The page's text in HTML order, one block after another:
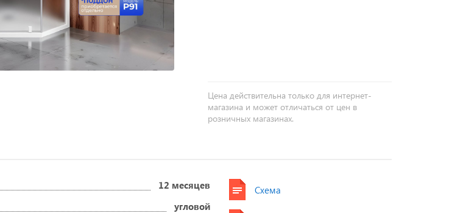
Цена действительна только для интернет-
магазина и может отличаться от цен в
розничных магазинах.
12 месяцев
угловой
Схема